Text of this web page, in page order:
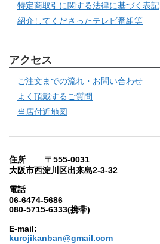
特定商取引に関する法律に基づく表記
紹介してくださったテレビ番組等
アクセス
ご注文までの流れ・お問い合わせ
よく頂戴するご質問
当店付近地図
住所 〒555-0031
大阪市西淀川区出来島2-3-32
電話
06-6474-5686
080-5715-6333(携帯)
E-mail:
kurojikanban@gmail.com